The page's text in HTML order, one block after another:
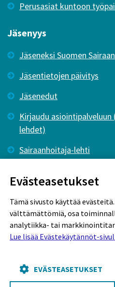
Perusasiat kuntoon
Jäsenyys
Jäseneksi Suomen
Jäsentietojen päivitys
Jäsenedut
Kirjaudu
lehdet)
Sairaanhoitaja-lehti
Evästekäytännöt
Evästeasetukset
Tämä sivusto käyttää
välttämättömiä, osa
analytiikka- tai
Lue lisää Evästekäytännöt-
EVÄSTEASETUKSET